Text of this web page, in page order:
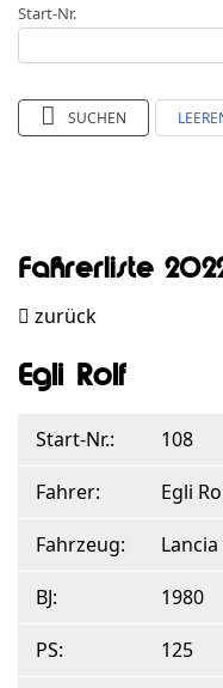
Start-Nr.
SUCHEN
Fahrerliste
zurück
Egli Rolf
Start-Nr.:
108
Fahrer:
Egli
Fahrzeug:
BJ:
1980
PS:
125